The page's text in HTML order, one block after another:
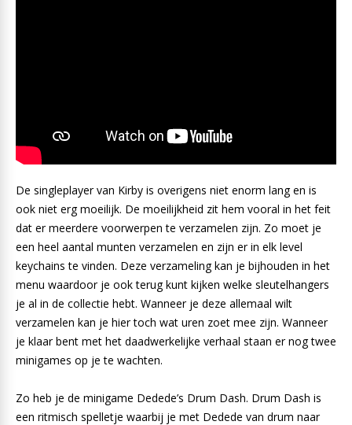
De singleplayer van Kirby is overigens niet enorm lang en is
ook niet erg moeilijk. De moeilijkheid zit hem vooral in het feit
dat er meerdere voorwerpen te verzamelen zijn. Zo moet je
een heel aantal munten verzamelen en zijn er in elk level
keychains te vinden. Deze verzameling kan je bijhouden in het
menu waardoor je ook terug kunt kijken welke sleutelhangers
je al in de collectie hebt. Wanneer je deze allemaal wilt
verzamelen kan je hier toch wat uren zoet mee zijn. Wanneer
je klaar bent met het daadwerkelijke verhaal staan er nog twee
minigames op je te wachten.
Zo heb je de minigame Dedede’s Drum Dash. Drum Dash is
een ritmisch spelletje waarbij je met Dedede van drum naar